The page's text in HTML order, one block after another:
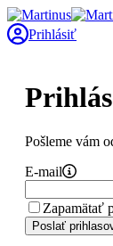
Prihlásiť
Pošleme vám
E-mail
Zapamätať
Poslať